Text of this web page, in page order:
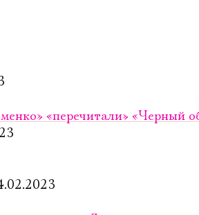
«перечитали» «Черный